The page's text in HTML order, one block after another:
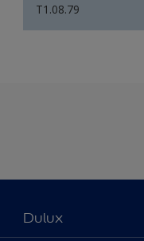
T1.08.79
Dulux